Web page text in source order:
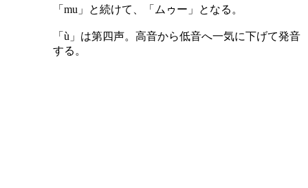
「mu」と続けて、「ムゥー」となる。
「ù」は第四声。高音から低音へ一気に下げて発音
する。